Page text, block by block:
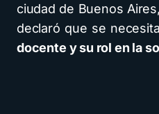
ciudad de Buenos
declaró que se necesita
docente y su rol en la